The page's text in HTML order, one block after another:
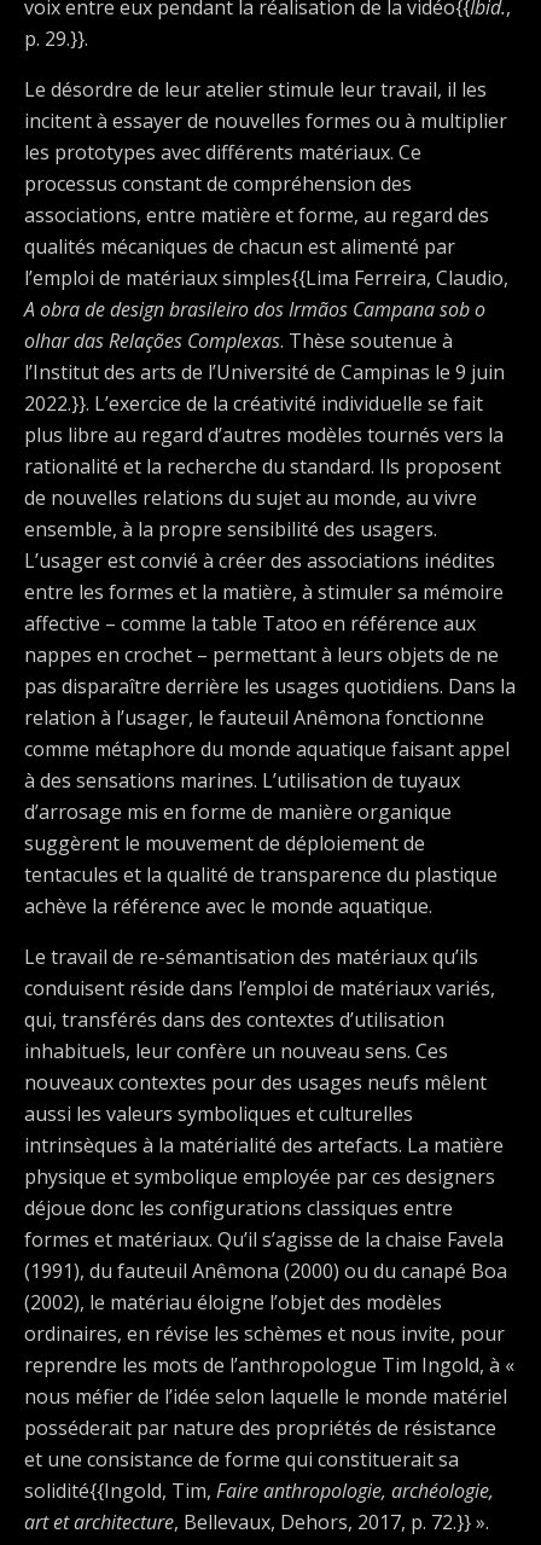
voix entre eux pendant la réalisation de la vidéo{{Ibid.,
p. 29.}}.
Le désordre de leur atelier stimule leur travail, il les
incitent à essayer de nouvelles formes ou à multiplier
les prototypes avec différents matériaux. Ce
processus constant de compréhension des
associations, entre matière et forme, au regard des
qualités mécaniques de chacun est alimenté par
l’emploi de matériaux simples{{Lima Ferreira, Claudio,
A obra de design brasileiro dos Irmãos Campana sob o
olhar das Relações Complexas. Thèse soutenue à
l’Institut des arts de l’Université de Campinas le 9 juin
2022.}}. L’exercice de la créativité individuelle se fait
plus libre au regard d’autres modèles tournés vers la
rationalité et la recherche du standard. Ils proposent
de nouvelles relations du sujet au monde, au vivre
ensemble, à la propre sensibilité des usagers.
L’usager est convié à créer des associations inédites
entre les formes et la matière, à stimuler sa mémoire
affective – comme la table Tatoo en référence aux
nappes en crochet – permettant à leurs objets de ne
pas disparaître derrière les usages quotidiens. Dans la
relation à l’usager, le fauteuil Anêmona fonctionne
comme métaphore du monde aquatique faisant appel
à des sensations marines. L’utilisation de tuyaux
d’arrosage mis en forme de manière organique
suggèrent le mouvement de déploiement de
tentacules et la qualité de transparence du plastique
achève la référence avec le monde aquatique.
Le travail de re-sémantisation des matériaux qu’ils
conduisent réside dans l’emploi de matériaux variés,
qui, transférés dans des contextes d’utilisation
inhabituels, leur confère un nouveau sens. Ces
nouveaux contextes pour des usages neufs mêlent
aussi les valeurs symboliques et culturelles
intrinsèques à la matérialité des artefacts. La matière
physique et symbolique employée par ces designers
déjoue donc les configurations classiques entre
formes et matériaux. Qu’il s’agisse de la chaise Favela
(1991), du fauteuil Anêmona (2000) ou du canapé Boa
(2002), le matériau éloigne l’objet des modèles
ordinaires, en révise les schèmes et nous invite, pour
reprendre les mots de l’anthropologue Tim Ingold, à «
nous méfier de l’idée selon laquelle le monde matériel
posséderait par nature des propriétés de résistance
et une consistance de forme qui constituerait sa
solidité{{Ingold, Tim, Faire anthropologie, archéologie,
art et architecture, Bellevaux, Dehors, 2017, p. 72.}} ».